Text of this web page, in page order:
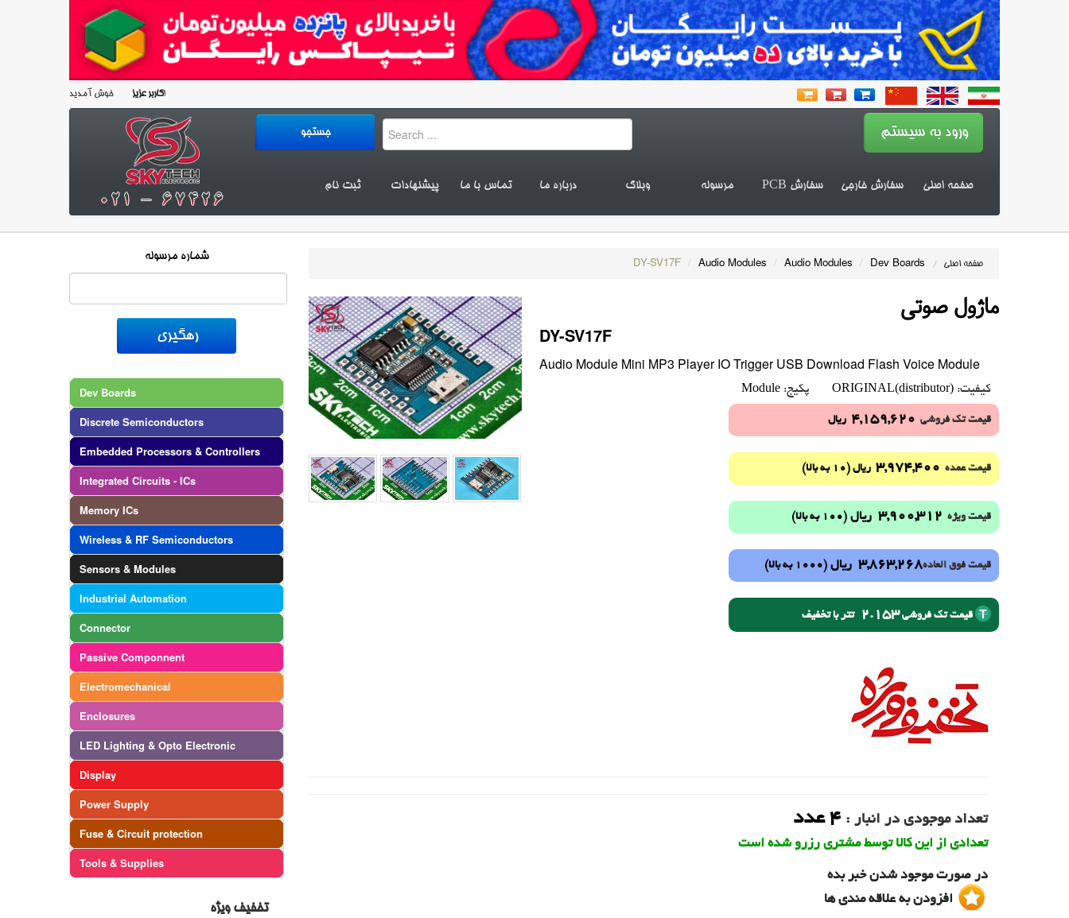
کاربر عزیزخوش آمدید!
صفحه اصلی سفارش خارجی سفارش PCB مرسوله وبلاگ درباره ما تماس با ما پیشنهادات ثبت نام
شماره مرسوله
Dev Boards
Discrete Semiconductors
Embedded Processors & Controllers
Integrated Circuits - ICs
Memory ICs
Wireless & RF Semiconductors
Sensors & Modules
Industrial Automation
Connector
Passive Componnent
Electromechanical
Enclosures
LED Lighting & Opto Electronic
Display
Power Supply
Fuse & Circuit protection
Tools & Supplies
تخفیف ویژه
صفحه اصلی /
Dev Boards
/
Audio Modules
/
Audio Modules
/
DY-SV17F
ماژول صوتی
DY-SV17F
Audio Module Mini MP3 Player IO Trigger USB Download Flash Voice Module
کیفیت: ORIGINAL(distributor) پکیج: Module
قیمت تک فروشی 4,159,620 ریال
قیمت عمده 3,974,400 ریال (10 به بالا)
قیمت ویژه 3,900,312 ریال (100 به بالا)
قیمت فوق العاده3,863,268 ریال (1000 به بالا)
قیمت تک فروشی2.153 تتر با تخفیف
تعداد موجودی در انبار : 4 عدد
تعدادی از این کالا توسط مشتری رزرو شده است
در صورت موجود شدن خبر بده
افزودن به علاقه مندی ها